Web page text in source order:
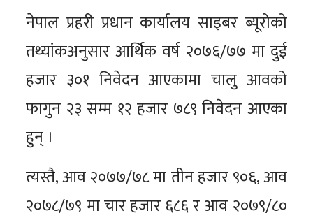
नेपाल प्रहरी प्रधान कार्यालय साइबर ब्यूरोको
तथ्यांकअनुसार आर्थिक वर्ष २०७६/७७ मा दुई
हजार ३०१ निवेदन आएकामा चालु आवको
फागुन २३ सम्म १२ हजार ७८९ निवेदन आएका
हुन् ।
त्यस्तै, आव २०७७/७८ मा तीन हजार ९०६, आव
२०७८/७९ मा चार हजार ६८६ र आव २०७९/८०